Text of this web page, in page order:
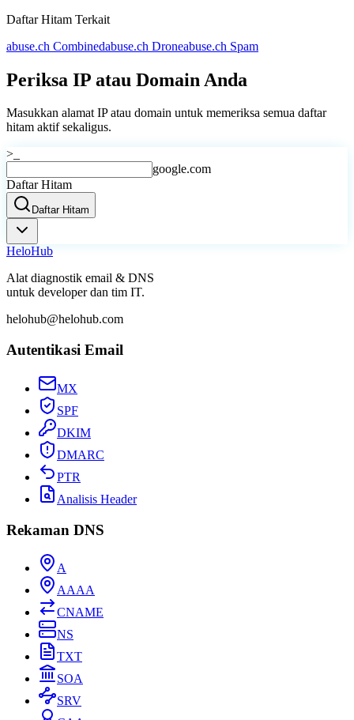
Daftar Hitam Terkait
abuse.ch Combinedabuse.ch Droneabuse.ch Spam
Periksa IP atau Domain Anda
Masukkan alamat IP atau domain untuk memeriksa semua daftar
hitam aktif sekaligus.
>_
google.com
Daftar Hitam
Daftar Hitam
HeloHub
Alat diagnostik email & DNS
untuk developer dan tim IT.
helohub@helohub.com
Autentikasi Email
MX
SPF
DKIM
DMARC
PTR
Analisis Header
Rekaman DNS
A
AAAA
CNAME
NS
TXT
SOA
SRV